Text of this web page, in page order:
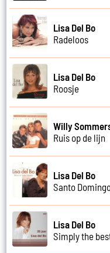
Lisa Del Bo
Radeloos
Lisa Del Bo
Roosje
Willy
Ruis op de lijn
Lisa Del Bo
Santo
Lisa Del Bo
Simply the